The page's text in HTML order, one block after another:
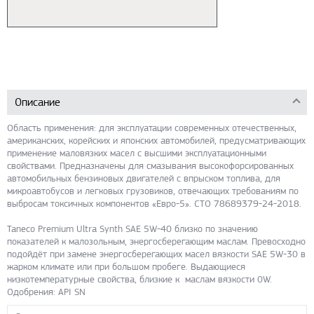
Описание
Область применения: для эксплуатации современных отечественных,
американских, корейских и японских автомобилей, предусматривающих
применение маловязких масел с высшими эксплуатационными
свойствами. Предназначены для смазывания высокофорсированных
автомобильных бензиновых двигателей с впрыском топлива, для
микроавтобусов и легковых грузовиков, отвечающих требованиям по
выбросам токсичных компонентов «Евро-5». СТО 78689379-24-2018.
Taneco Premium Ultra Synth SAE 5W-40 близко по значению
показателей к малозольным, энергосберегающим маслам. Превосходно
подойдёт при замене энергосберегающих масел вязкости SAE 5W-30 в
жарком климате или при большом пробеге. Выдающиеся
низкотемпературные свойства, близкие к маслам вязкости 0W.
Одобрения: API SN